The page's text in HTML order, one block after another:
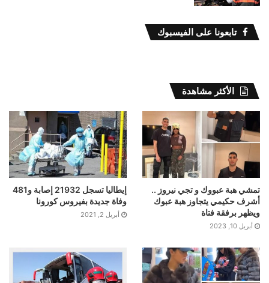
تابعونا على الفيسبوك
الأكثر مشاهدة
تمشي هبة عبووك و تجي نيروز ..
أشرف حكيمي يتجاوز هبة عبوك
ويظهر برفقة فتاة
أبريل 10, 2023
إيطاليا تسجل 21932 إصابة و481
وفاة جديدة بفيروس كورونا
أبريل 2, 2021